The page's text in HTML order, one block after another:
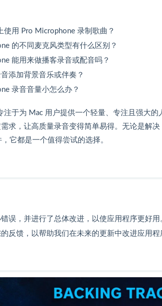
使用 Pro Microphone 录制歌曲？
的不同麦克风类型有什么区别？
能用来做播客录音或配音吗？
添加背景音乐或伴奏？
录音音量小怎么办？
注于为 Mac 用户提供一个轻量、专注且强大的
求，让高质量录音变得简单易得。无论是解
它都是一个值得尝试的选择。
误，并进行了总体改进，以使应用程序更好用
反馈，以帮助我们在未来的更新中改进应用程